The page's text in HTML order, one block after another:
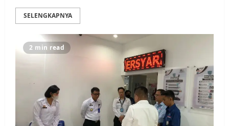
SELENGKAPNYA
2 min read